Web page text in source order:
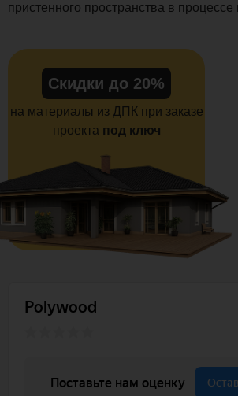
пристенного пространства в
Скидки до 20%
на материалы из ДПК при заказе
проекта под ключ